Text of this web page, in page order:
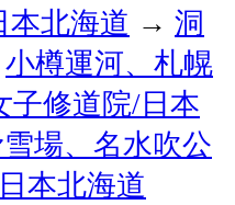
本北海道 → 洞
小樽運河、札幌
子修道院/日本
場、名水吹公
日本北海道